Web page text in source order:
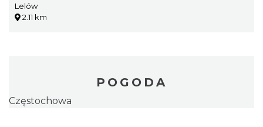
Lelów
2.11 km
POGODA
Częstochowa